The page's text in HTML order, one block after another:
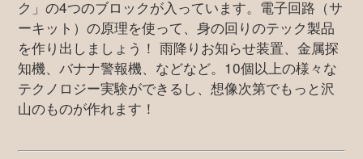
ク」の4つのブロックが入っています。電子回路（サ
ーキット）の原理を使って、身の回りのテック製品
を作り出しましょう！ 雨降りお知らせ装置、金属探
知機、バナナ警報機、などなど。10個以上の様々な
テクノロジー実験ができるし、想像次第でもっと沢
山のものが作れます！